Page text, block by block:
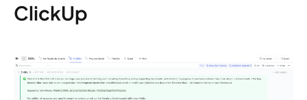
ClickUp